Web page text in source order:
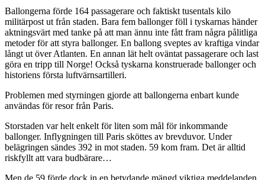
Ballongerna förde 164 passagerare och faktiskt tusentals kilo
militärpost ut från staden. Bara fem ballonger föll i tyskarnas händer
aktningsvärt med tanke på att man ännu inte fått fram några pålitliga
metoder för att styra ballonger. En ballong sveptes av kraftiga vindar
långt ut över Atlanten. En annan lät helt oväntat passagerare och last
göra en tripp till Norge! Också tyskarna konstruerade ballonger och
historiens första luftvärnsartilleri.
Problemen med styrningen gjorde att ballongerna enbart kunde
användas för resor från Paris.
Storstaden var helt enkelt för liten som mål för inkommande
ballonger. Inflygningen till Paris sköttes av brevduvor. Under
belägringen sändes 392 in mot staden. 59 kom fram. Det är alltid
riskfyllt att vara budbärare…
Men de 59 förde dock in en betydande mängd viktiga meddelanden,